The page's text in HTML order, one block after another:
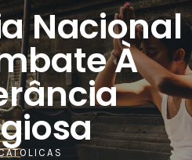
Nacional
À